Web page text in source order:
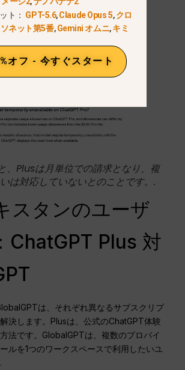
いて説明しています。.
、Plusは月単位での請求となり、複
は対応していないとのことです。.
スタンのユーザ
ChatGPT Plus 対
は、それぞれ異なるサブスクリプ
決します。Plusは、公式のChatGPT体験
法です。GlobalGPTは、複数のプロバイ
ルを1つのワークスペースで利用したいユ
ト： GPT-5.6,Claude Opus 5,クロ
ネット第5番,Gemini オムニ,キミ
オフ - 今すぐスタート